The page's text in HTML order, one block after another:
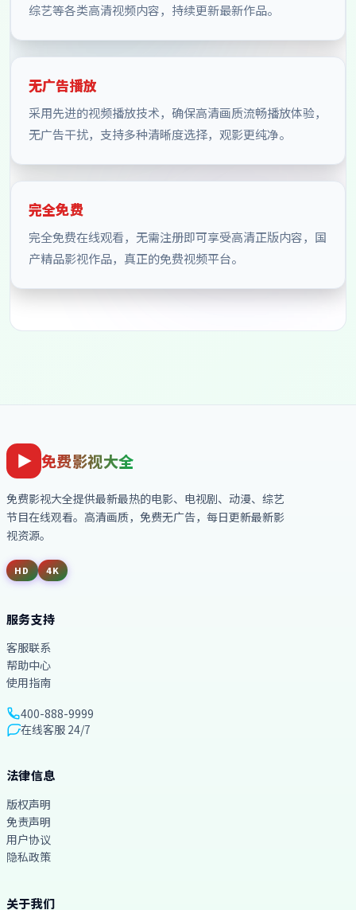
综艺等各类高清视频内容，持续更新最新作品。
无广告播放
采用先进的视频播放技术，确保高清画质流畅播放体验，
无广告干扰，支持多种清晰度选择，观影更纯净。
完全免费
完全免费在线观看，无需注册即可享受高清正版内容，国
产精品影视作品，真正的免费视频平台。
免费影视大全
免费影视大全提供最新最热的电影、电视剧、动漫、综艺
节目在线观看。高清画质，免费无广告，每日更新最新影
视资源。
HD 4K
服务支持
客服联系
帮助中心
使用指南
400-888-9999
在线客服 24/7
法律信息
版权声明
免责声明
用户协议
隐私政策
关于我们